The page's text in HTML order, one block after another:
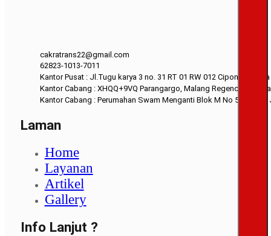
cakratrans22@gmail.com
62823-1013-7011
Kantor Pusat : Jl.Tugu karya 3 no. 31 RT 01 RW 012 Cipondoh
Kantor Cabang : XHQQ+9VQ Parangargo, Malang Regency, East
Kantor Cabang : Perumahan Swam Menganti Blok M No 52 Gresik
Laman
Home
Layanan
Artikel
Gallery
Info Lanjut ?